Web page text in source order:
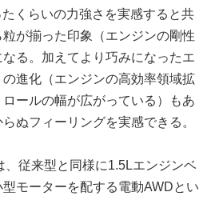
くらいの力強さを実感すると共
が揃った印象（エンジンの剛性
る。加えてより巧みになったエ
進化（エンジンの高効率領域拡
ールの幅が広がっている）もあ
ぬフィーリングを実感できる。
従来型と同様に1.5Lエンジンベ
モーターを配する電動AWDとい